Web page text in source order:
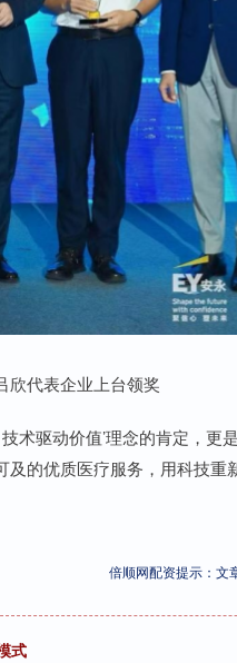
代表企业上台领奖
术驱动价值’理念的肯定，更
的优质医疗服务，用科技重
倍顺网配资提示：文
式